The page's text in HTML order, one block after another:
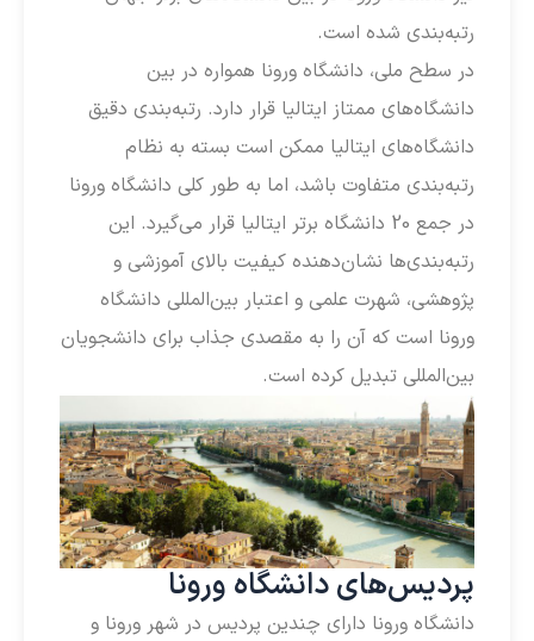
رتبه‌بندی شده است.
در سطح ملی، دانشگاه ورونا همواره در بین
دانشگاه‌های ممتاز ایتالیا قرار دارد. رتبه‌بندی دقیق
دانشگاه‌های ایتالیا ممکن است بسته به نظام
رتبه‌بندی متفاوت باشد، اما به طور کلی دانشگاه ورونا
در جمع 20 دانشگاه برتر ایتالیا قرار می‌گیرد. این
رتبه‌بندی‌ها نشان‌دهنده کیفیت بالای آموزشی و
پژوهشی، شهرت علمی و اعتبار بین‌المللی دانشگاه
ورونا است که آن را به مقصدی جذاب برای دانشجویان
بین‌المللی تبدیل کرده است.
پردیس‌های دانشگاه ورونا
دانشگاه ورونا دارای چندین پردیس در شهر ورونا و